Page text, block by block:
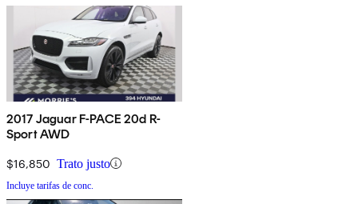
2017 Jaguar F-PACE 20d R-
Sport AWD
$16,850 Trato justo
Incluye tarifas de conc.